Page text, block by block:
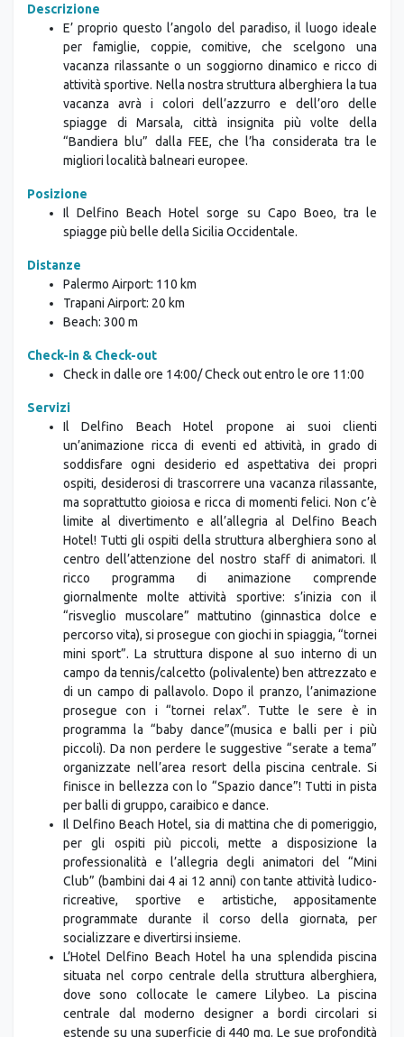
Descrizione
E’ proprio questo l’angolo del paradiso, il luogo ideale
per famiglie, coppie, comitive, che scelgono una
vacanza rilassante o un soggiorno dinamico e ricco di
attività sportive. Nella nostra struttura alberghiera la tua
vacanza avrà i colori dell’azzurro e dell’oro delle
spiagge di Marsala, città insignita più volte della
“Bandiera blu” dalla FEE, che l’ha considerata tra le
migliori località balneari europee.
Posizione
Il Delfino Beach Hotel sorge su Capo Boeo, tra le
spiagge più belle della Sicilia Occidentale.
Distanze
Palermo Airport: 110 km
Trapani Airport: 20 km
Beach: 300 m
Check-in & Check-out
Check in dalle ore 14:00/ Check out entro le ore 11:00
Servizi
Il Delfino Beach Hotel propone ai suoi clienti
un’animazione ricca di eventi ed attività, in grado di
soddisfare ogni desiderio ed aspettativa dei propri
ospiti, desiderosi di trascorrere una vacanza rilassante,
ma soprattutto gioiosa e ricca di momenti felici. Non c’è
limite al divertimento e all’allegria al Delfino Beach
Hotel! Tutti gli ospiti della struttura alberghiera sono al
centro dell’attenzione del nostro staff di animatori. Il
ricco programma di animazione comprende
giornalmente molte attività sportive: s’inizia con il
“risveglio muscolare” mattutino (ginnastica dolce e
percorso vita), si prosegue con giochi in spiaggia, “tornei
mini sport”. La struttura dispone al suo interno di un
campo da tennis/calcetto (polivalente) ben attrezzato e
di un campo di pallavolo. Dopo il pranzo, l’animazione
prosegue con i “tornei relax”. Tutte le sere è in
programma la “baby dance”(musica e balli per i più
piccoli). Da non perdere le suggestive “serate a tema”
organizzate nell’area resort della piscina centrale. Si
finisce in bellezza con lo “Spazio dance”! Tutti in pista
per balli di gruppo, caraibico e dance.
Il Delfino Beach Hotel, sia di mattina che di pomeriggio,
per gli ospiti più piccoli, mette a disposizione la
professionalità e l’allegria degli animatori del “Mini
Club” (bambini dai 4 ai 12 anni) con tante attività ludico-
ricreative, sportive e artistiche, appositamente
programmate durante il corso della giornata, per
socializzare e divertirsi insieme.
L’Hotel Delfino Beach Hotel ha una splendida piscina
situata nel corpo centrale della struttura alberghiera,
dove sono collocate le camere Lilybeo. La piscina
centrale dal moderno designer a bordi circolari si
estende su una superficie di 440 mq. Le sue profondità